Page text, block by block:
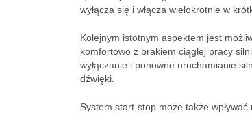
wyłącza się i włącza wielokrotnie w
Kolejnym istotnym aspektem jest
komfortowo z brakiem ciągłej pracy
wyłączanie i ponowne uruchamianie
dźwięki.
System start-stop może także wpływać